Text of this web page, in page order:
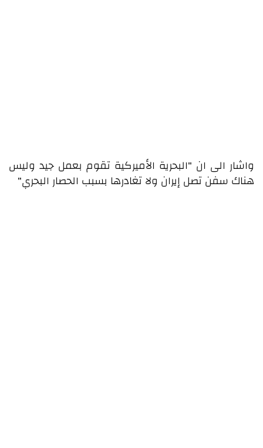
واشار الى ان "البحرية الأميركية تقوم بعمل جيد وليس
هناك سفن تصل إيران ولا تغادرها بسبب الحصار البحري"